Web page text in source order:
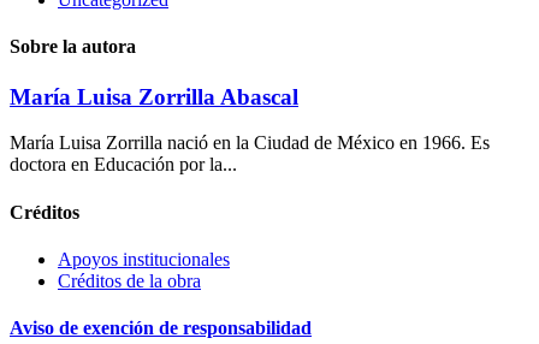
Sobre la autora
María Luisa Zorrilla Abascal
María Luisa Zorrilla nació en la Ciudad de México en 1966. Es
doctora en Educación por la...
Créditos
Apoyos institucionales
Créditos de la obra
Aviso de exención de responsabilidad